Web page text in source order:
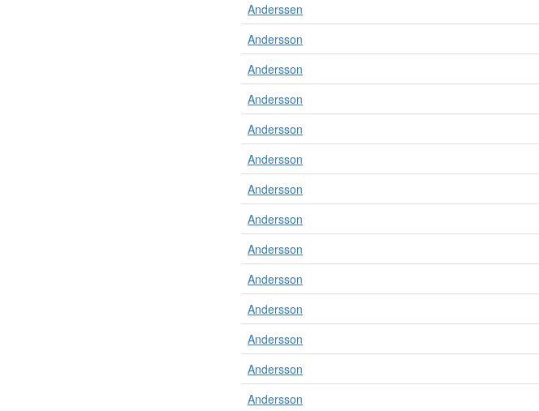
e
a
e
o
k
t
g
r
e
m
Anderssen
Andersson
Andersson
Andersson
Andersson
Andersson
Andersson
Andersson
Andersson
Andersson
Andersson
Andersson
Andersson
Andersson